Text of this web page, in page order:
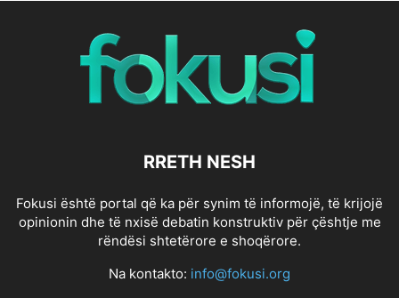
RRETH NESH
Fokusi është portal që ka për synim të informojë, të krijojë
opinionin dhe të nxisë debatin konstruktiv për çështje me
rëndësi shtetërore e shoqërore.
Na kontakto: info@fokusi.org